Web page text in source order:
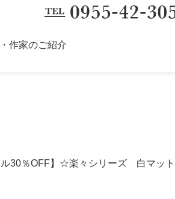
作家のご紹介
ル30％OFF】☆楽々シリーズ 白マ